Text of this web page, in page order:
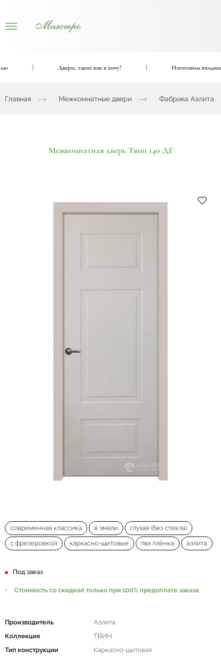
Двери, такие как я хочу! Изготовим входные
Главная Межкомнатные двери Фабрика Аэлита
Межкомнатная дверь Твин 140 ДГ
современная классика в эмали глухая (без стекла)
с фрезеровкой каркасно-щитовые пвх плёнка аэлита
Под заказ
Стоимость со скидкой только при 100% предоплате заказа
Производитель
Аэлита
Коллекция
ТВИН
Тип конструкции
Каркасно-щитовая